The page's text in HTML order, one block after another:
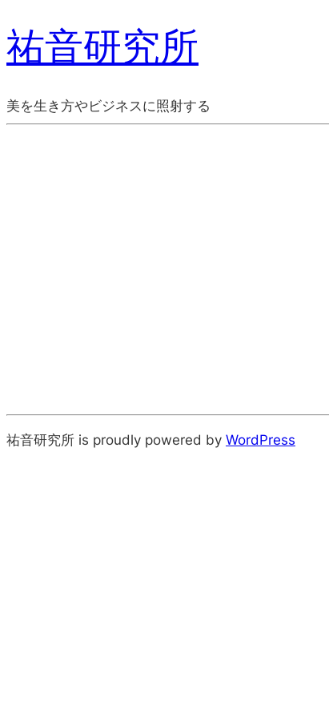
祐音研究所
美を生き方やビジネスに照射する
祐音研究所 is proudly powered by WordPress